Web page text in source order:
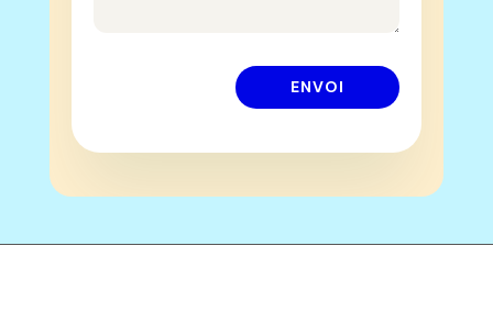
ENVOI